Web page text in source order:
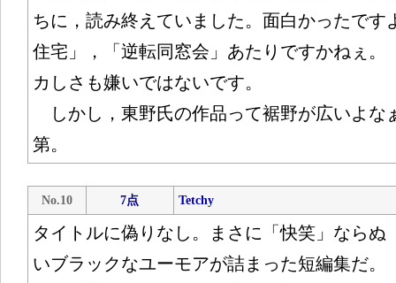
ちに，読み終えていました。面白かったです
住宅」，「逆転同窓会」あたりですかねぇ。
カしさも嫌いではないです。
しかし，東野氏の作品って裾野が広いよな
第。
No.10 7点 Tetchy
タイトルに偽りなし。まさに「快笑」ならぬ
いブラックなユーモアが詰まった短編集だ。